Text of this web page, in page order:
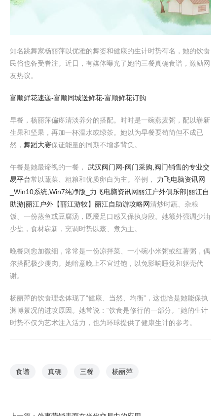
知名跳舞家杨丽萍以优雅的舞姿和健康的生计时势有名，她的饮食
民俗也备受眷注。近日，有媒体曝光了她的三餐真确食谱，激励网
友热议。
富顺鲜花速递-富顺同城送鲜花-富顺鲜花订购
早餐，杨丽萍偏疼清淡养分的搭配。时时是一碗燕麦粥，配以崭新
生果和坚果，再加一杯温水或绿茶。她以为早餐要苟简但不成已
然， 舞蹈大赛保证能量的同期不增多背负。
午餐是她最谛视的一餐， 武汉阀门网-阀门采购,阀门销售的专业交
易平台常以蔬菜、粗粮和优质卵白为主。举例， 力飞电脑资讯网
_Win10系统,Win7纯净版_力飞电脑资讯网丽江户外俱乐部|丽江自
助游|丽江户外【丽江游牧】丽江自助游攻略网清炒时蔬、杂粮
饭、一份蒸鱼或豆腐汤，既餍足口感又保执身段。她额外强调少油
少盐，食材崭新，烹调时势以蒸、煮为主。
晚餐则愈加微细，常常是一份凉拌菜、一小碗小米粥或红薯粥，偶
尔搭配极少瘦肉。她暗意晚上不宜过饱，以免影响睡觉和躯壳代
谢。
杨丽萍的饮食理念体现了“健康、当然、均衡”，这也恰是她能保执
渊博景况的进攻原因。她常说：“饮食是修行的一部分。”她的生计
时势不仅为艺术注入活力，也为环球提供了健康生计的参考。
食谱 真确 三餐 杨丽萍